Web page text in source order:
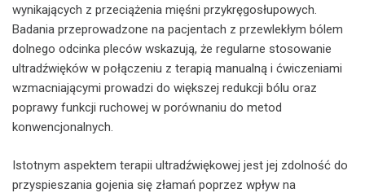
wynikających z przeciążenia mięśni przykręgosłupowych.
Badania przeprowadzone na pacjentach z przewlekłym bólem
dolnego odcinka pleców wskazują, że regularne stosowanie
ultradźwięków w połączeniu z terapią manualną i ćwiczeniami
wzmacniającymi prowadzi do większej redukcji bólu oraz
poprawy funkcji ruchowej w porównaniu do metod
konwencjonalnych.
Istotnym aspektem terapii ultradźwiękowej jest jej zdolność do
przyspieszania gojenia się złamań poprzez wpływ na